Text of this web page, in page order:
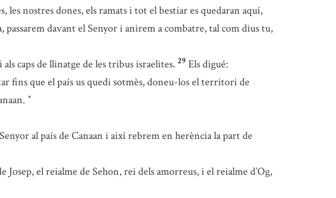
les nostres dones, els ramats i tot el bestiar es quedaran aquí,
davant el Senyor i anirem a combatre, tal com dius tu,
caps de llinatge de les tribus israelites. 29 Els digué:
fins que el país us quedi sotmès, doneu-los el territori de
*
al país de Canaan i així rebrem en herència la part de
Josep, el reialme de Sehon, rei dels amorreus, i el reialme d’Og,